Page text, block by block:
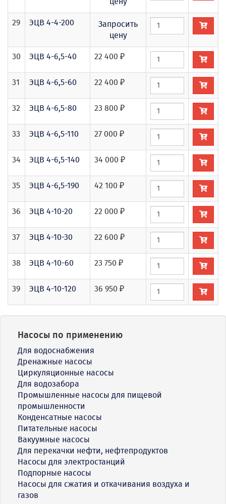
29 ЭЦВ 4-4-200
Запросить
цену
30 ЭЦВ 4-6,5-40 22 400 ₽
31 ЭЦВ 4-6,5-60 22 400 ₽
32 ЭЦВ 4-6,5-80 23 800 ₽
33 ЭЦВ 4-6,5-110 27 000 ₽
34 ЭЦВ 4-6,5-140 34 000 ₽
35 ЭЦВ 4-6,5-190 42 100 ₽
36 ЭЦВ 4-10-20 22 000 ₽
37 ЭЦВ 4-10-30 22 600 ₽
38 ЭЦВ 4-10-60 23 750 ₽
39 ЭЦВ 4-10-120 36 950 ₽
Насосы по применению
Для водоснабжения
Дренажные насосы
Циркуляционные насосы
Для водозабора
Промышленные насосы для пищевой
промышленности
Конденсатные насосы
Питательные насосы
Вакуумные насосы
Для перекачки нефти, нефтепродуктов
Насосы для электростанций
Подпорные насосы
Насосы для сжатия и откачивания воздуха и
газов